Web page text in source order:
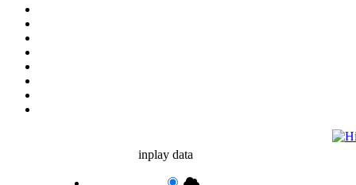
inplay data